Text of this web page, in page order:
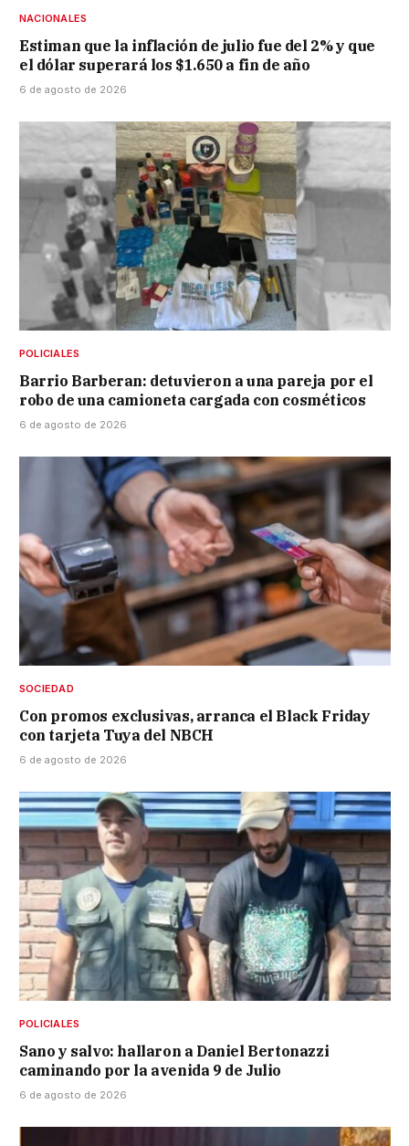
NACIONALES
Estiman que la inflación de julio fue del 2% y que
el dólar superará los $1.650 a fin de año
6 de agosto de 2026
POLICIALES
Barrio Barberan: detuvieron a una pareja por el
robo de una camioneta cargada con cosméticos
6 de agosto de 2026
SOCIEDAD
Con promos exclusivas, arranca el Black Friday
con tarjeta Tuya del NBCH
6 de agosto de 2026
POLICIALES
Sano y salvo: hallaron a Daniel Bertonazzi
caminando por la avenida 9 de Julio
6 de agosto de 2026